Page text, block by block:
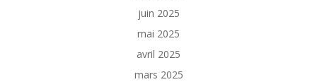
juin 2025
mai 2025
avril 2025
mars 2025